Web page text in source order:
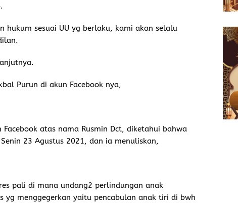
hukum sesuai UU yg berlaku, kami akan selalu
Purun di akun Facebook nya,
atas nama Rusmin Dct, diketahui bahwa
23 Agustus 2021, dan ia menuliskan,
pali di mana undang2 perlindungan anak
yg menggegerkan yaitu pencabulan anak tiri di bwh